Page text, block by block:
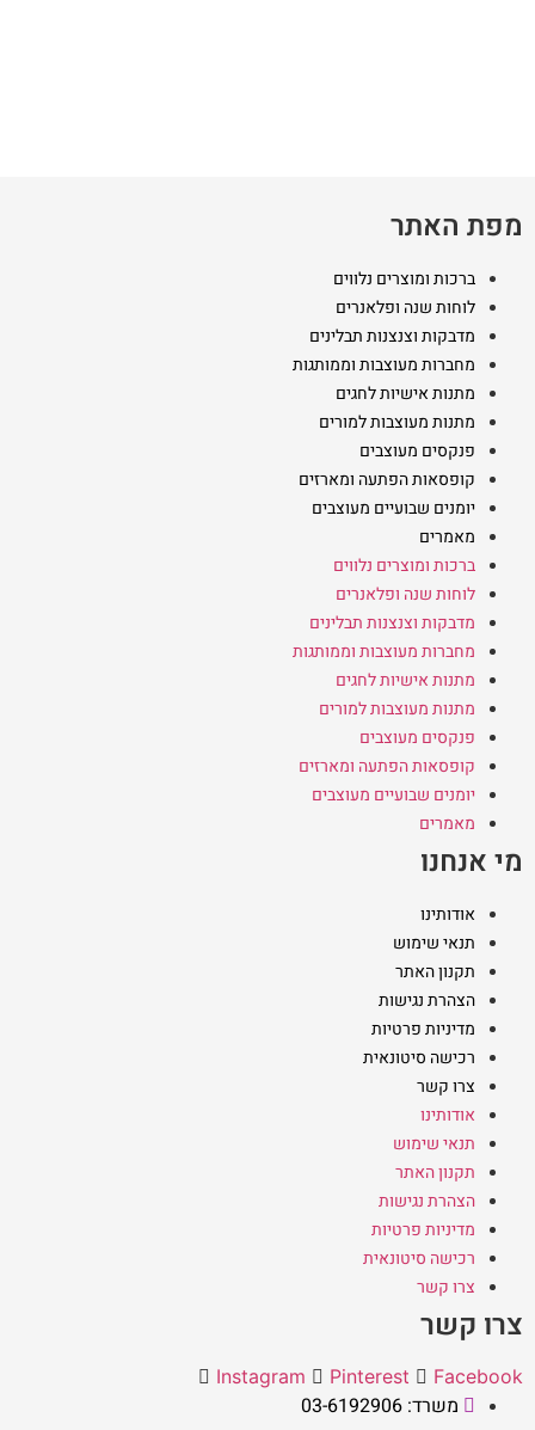
מפת האתר
ברכות ומוצרים נלווים
לוחות שנה ופלאנרים
מדבקות וצנצנות תבלינים
מחברות מעוצבות וממותגות
מתנות אישיות לחגים
מתנות מעוצבות למורים
פנקסים מעוצבים
קופסאות הפתעה ומארזים
יומנים שבועיים מעוצבים
מאמרים
ברכות ומוצרים נלווים
לוחות שנה ופלאנרים
מדבקות וצנצנות תבלינים
מחברות מעוצבות וממותגות
מתנות אישיות לחגים
מתנות מעוצבות למורים
פנקסים מעוצבים
קופסאות הפתעה ומארזים
יומנים שבועיים מעוצבים
מאמרים
מי אנחנו
אודותינו
תנאי שימוש
תקנון האתר
הצהרת נגישות
מדיניות פרטיות
רכישה סיטונאית
צרו קשר
אודותינו
תנאי שימוש
תקנון האתר
הצהרת נגישות
מדיניות פרטיות
רכישה סיטונאית
צרו קשר
צרו קשר
Instagram Pinterest Facebook
משרד: 03-6192906